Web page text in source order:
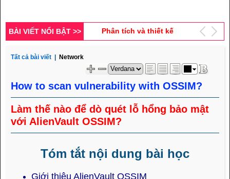
BÀI VIẾT NỔI BẬT >>
tức (Bài 10)
Hướng dẫn kỹ thuật tạo
link thân thiện đẹp (Phần
Hướng dẫn cách định
dạng hộp thông báo bằng
Bootstrap
Tất cả bài viết | Network
How to scan vulnerability with OSSIM?
Làm thế nào để dò quét lỗ hổng bảo mật
với AlienVault OSSIM?
Tóm tắt nội dung bài học
Giới thiệu AlienVault OSSIM